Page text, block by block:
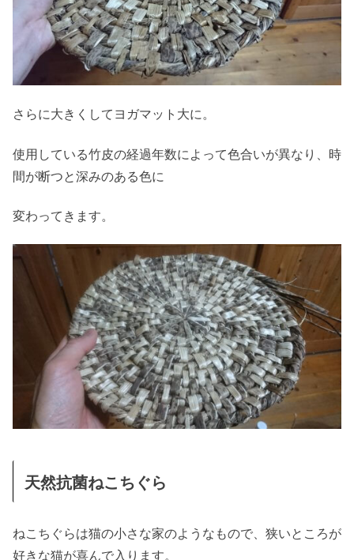
さらに大きくしてヨガマット大に。
使用している竹皮の経過年数によって色合いが異なり、時
間が断つと深みのある色に
変わってきます。
天然抗菌ねこちぐら
ねこちぐらは猫の小さな家のようなもので、狭いところが
好きな猫が喜んで入ります。